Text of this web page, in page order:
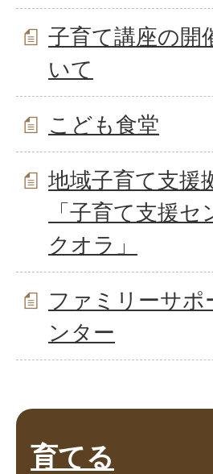
子育て講座の開
いて
こども食堂
地域子育て支援
「子育て支援セ
クオラ」
ファミリーサポ
ンター
育てる